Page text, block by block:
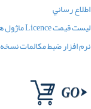
اطلاع رساني
ليست قيمت Licence ماژول هاي نرم افزار ضبط مکالمات نسخه 8
نرم افزار ضبط مکالمات نسخه 8